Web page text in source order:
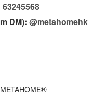
63245568
DM): @metahomehk
®